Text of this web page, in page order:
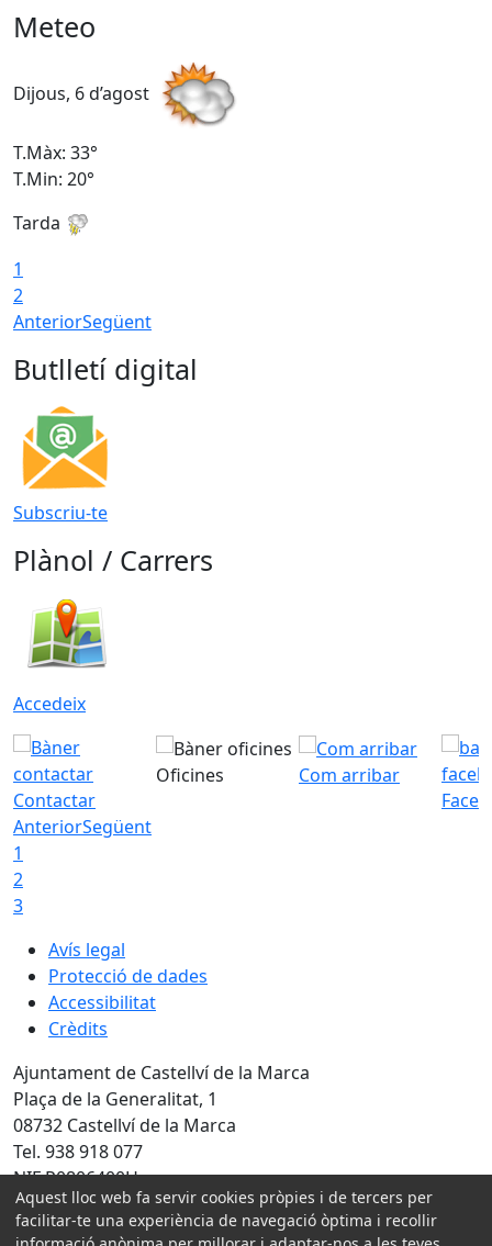
Meteo
Dijous, 6 d’agost
T.Màx: 33°
T.Min: 20°
Tarda
1
2
AnteriorSegüent
Butlletí digital
Subscriu-te
Plànol / Carrers
Accedeix
Contactar
Oficines
Com arribar
AnteriorSegüent
1
2
3
Avís legal
Protecció de dades
Accessibilitat
Crèdits
Ajuntament de Castellví de la Marca
Plaça de la Generalitat, 1
08732 Castellví de la Marca
Tel. 938 918 077
NIF P0806400H
Amb la col·laboració de:
Aquest lloc web fa servir cookies pròpies i de tercers per
facilitar-te una experiència de navegació òptima i recollir